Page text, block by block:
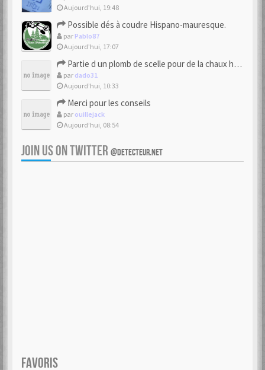
Aujourd’hui, 19:48
Possible dés à coudre Hispano-mauresque.
par Pablo87
Aujourd’hui, 17:07
Partie d un plomb de scelle pour de la chaux hydraulique
par dado31
Aujourd’hui, 10:33
Merci pour les conseils
par ouillejack
Aujourd’hui, 08:54
JOIN US ON TWITTER @DETECTEUR.NET
FAVORIS